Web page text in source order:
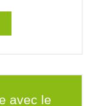
avec le